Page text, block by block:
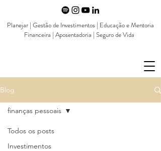
Planejar | Gestão de Investimentos | Educação e Mentoria
Financeira | Aposentadoria | Seguro de Vida
Blog
Todos os posts
Investimentos
finanças pessoais